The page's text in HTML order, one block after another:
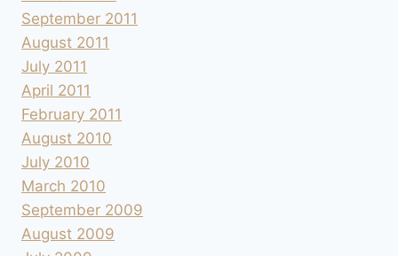
September 2011
August 2011
July 2011
April 2011
February 2011
August 2010
July 2010
March 2010
September 2009
August 2009